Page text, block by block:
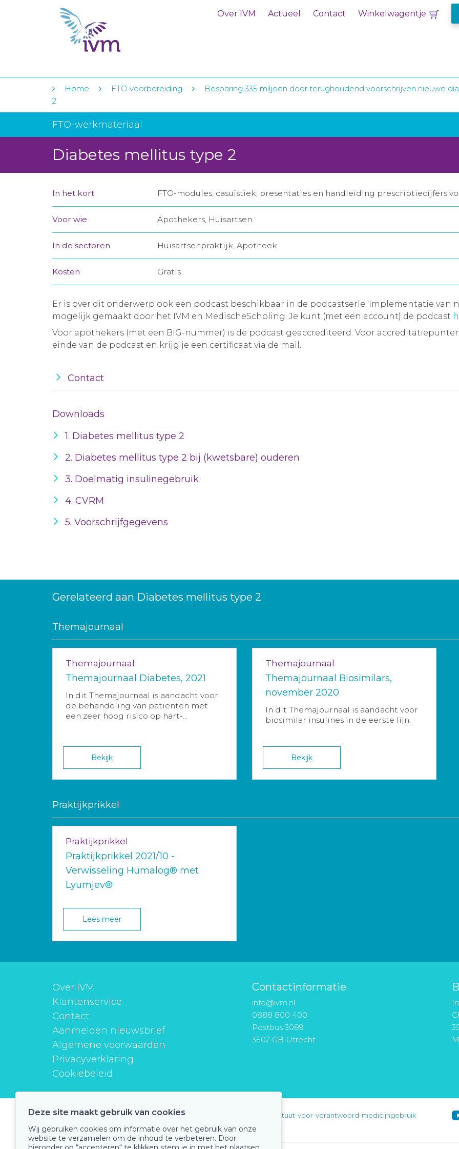
Over IVM Actueel Contact Winkelwagentje
Home FTO voorbereiding Besparing 335 miljoen door terughoudend voorschrijven nieuwe
2
FTO-werkmateriaal
Diabetes mellitus type 2
In het kort FTO-modules, casuïstiek, presentaties en handleiding prescriptiecijfers
Voor wie Apothekers, Huisartsen
In de sectoren Huisartsenpraktijk, Apotheek
Kosten Gratis
Er is over dit onderwerp ook een podcast beschikbaar in de podcastserie 'Implementatie van
mogelijk gemaakt door het IVM en MedischeScholing. Je kunt (met een account) de podcast
Voor apothekers (met een BIG-nummer) is de podcast geaccrediteerd. Voor
einde van de podcast en krijg je een certificaat via de mail.
Contact
Downloads
1. Diabetes mellitus type 2
2. Diabetes mellitus type 2 bij (kwetsbare) ouderen
3. Doelmatig insulinegebruik
4. CVRM
5. Voorschrijfgegevens
Gerelateerd aan Diabetes mellitus type 2
Themajournaal
Themajournaal
Themajournaal Diabetes, 2021
In dit Themajournaal is aandacht voor
de behandeling van patiënten met
een zeer hoog risico op hart-...
Bekijk
Themajournaal
Themajournaal Biosimilars,
november 2020
In dit Themajournaal is aandacht voor
biosimilar insulines in de eerste lijn.
Bekijk
Praktijkprikkel
Praktijkprikkel
Praktijkprikkel 2021/10 -
Verwisseling Humalog® met
Lyumjev®
Lees meer
Over IVM
Klantenservice
Contact
Aanmelden nieuwsbrief
Algemene voorwaarden
Privacyverklaring
Cookiebeleid
Contactinformatie
info@ivm.nl
0888 800 400
Postbus 3089
3502 GB Utrecht
instituutverantwoordmedicijngebruik instituut-voor-verantwoord-medicijngebruik
Deze site maakt gebruik van cookies
Wij gebruiken cookies om informatie over het gebruik van onze
website te verzamelen om de inhoud te verbeteren. Door